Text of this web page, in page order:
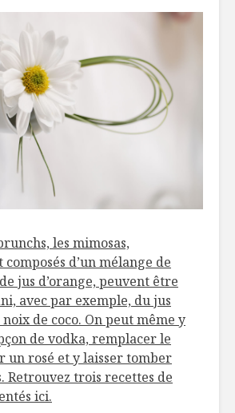
les mimosas,
d’un mélange de
jus d’orange, peuvent être
avec par exemple, du jus
noix de coco. On peut même y
de vodka, remplacer le
un rosé et y laisser tomber
Retrouvez trois recettes de
ici.